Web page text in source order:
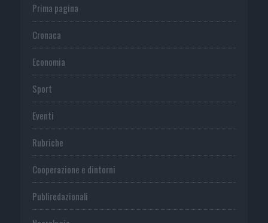
Prima pagina
Cronaca
Economia
Sport
Eventi
Rubriche
Cooperazione e dintorni
Publiredazionali